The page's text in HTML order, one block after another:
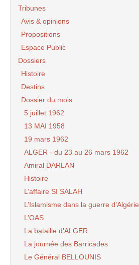
Tribunes
Avis & opinions
Propositions
Espace Public
Dossiers
Histoire
Destins
Dossier du mois
5 juillet 1962
13 MAI 1958
19 mars 1962
ALGER - du 23 au 26 mars 1962
Amiral DARLAN
Histoire
L’affaire SI SALAH
L’Islamisme dans la guerre d’Algérie
L’OAS
La bataille d’ALGER
La journée des Barricades
Le Général BELLOUNIS